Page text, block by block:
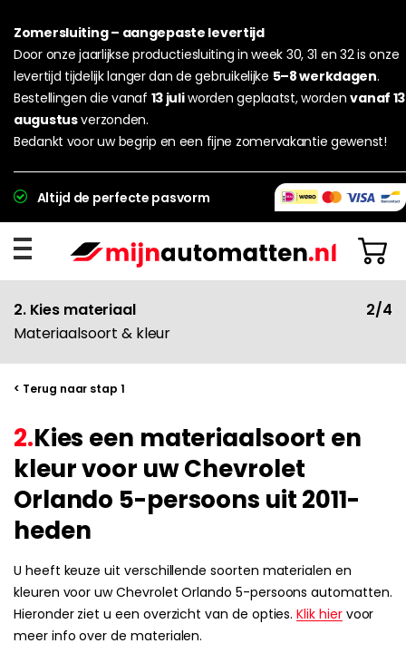
Zomersluiting – aangepaste levertijd
Door onze jaarlijkse productiesluiting in week 30, 31 en 32 is onze
levertijd tijdelijk langer dan de gebruikelijke 5–8 werkdagen.
Bestellingen die vanaf 13 juliworden geplaatst, wordenvanaf 13
augustusverzonden.
Bedankt voor uw begrip en een fijne zomervakantie gewenst!
Altijd de perfecte pasvorm
2. Kies materiaal
Materiaalsoort & kleur
2/4
< Terug naar stap 1
2.Kies een materiaalsoort en
kleur voor uw Chevrolet
Orlando 5-persoons uit 2011-
heden
U heeft keuze uit verschillende soorten materialen en
kleuren voor uw Chevrolet Orlando 5-persoons automatten.
Hieronder ziet u een overzicht van de opties.Klik hiervoor
meer info over de materialen.